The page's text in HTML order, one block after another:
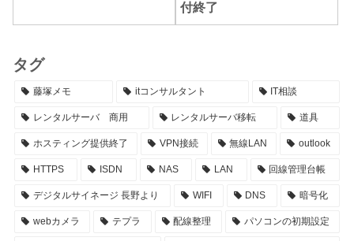
付終了
タグ
藤塚メモ itコンサルタント IT相談
レンタルサーバ 商用 レンタルサーバ移転 道具
ホスティング提供終了 VPN接続 無線LAN outlook
HTTPS ISDN NAS LAN 回線管理台帳
デジタルサイネージ 長野より WIFI DNS 暗号化
webカメラ テプラ 配線整理 パソコンの初期設定